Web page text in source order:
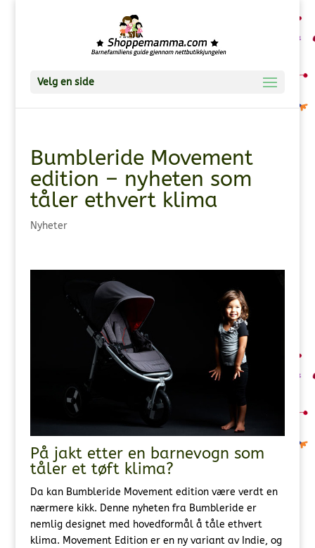
Velg en side
Bumbleride Movement
edition – nyheten som
tåler ethvert klima
Nyheter
På jakt etter en barnevogn som
tåler et tøft klima?
Da kan Bumbleride Movement edition være verdt en
nærmere kikk. Denne nyheten fra Bumbleride er
nemlig designet med hovedformål å tåle ethvert
klima. Movement Edition er en ny variant av Indie, og